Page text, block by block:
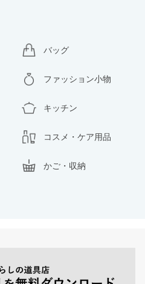
バッグ
ファッション小物
キッチン
コスメ・ケア用品
かご・収納